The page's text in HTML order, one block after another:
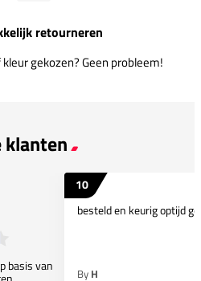
retourneren
gekozen? Geen probleem!
klanten
basis van
10
besteld en keurig optijd
By H